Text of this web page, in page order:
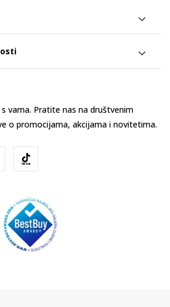
vama. Pratite nas na društvenim
o promocijama, akcijama i novitetima.